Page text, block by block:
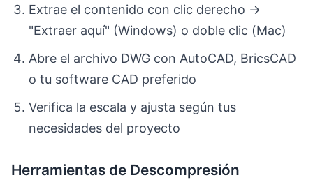
Extrae el contenido con clic derecho →
"Extraer aquí" (Windows) o doble clic (Mac)
Abre el archivo DWG con AutoCAD, BricsCAD
o tu software CAD preferido
Verifica la escala y ajusta según tus
necesidades del proyecto
Herramientas de Descompresión